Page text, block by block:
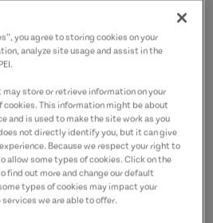
you agree to storing cookies on your
analyze site usage and assist in the
store or retrieve information on your
cookies. This information might be about
and is used to make the site work as you
not directly identify you, but it can give
Because we respect your right to
allow some types of cookies. Click on the
find out more and change our default
types of cookies may impact your
we are able to offer.